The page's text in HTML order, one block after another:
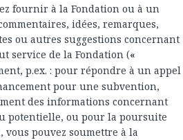
fournir à la Fondation ou à un
idées, remarques,
ou autres suggestions concernant
service de la Fondation («
p.ex. : pour répondre à un appel
pour une subvention,
des informations concernant
potentielle, ou pour la poursuite
pouvez soumettre à la